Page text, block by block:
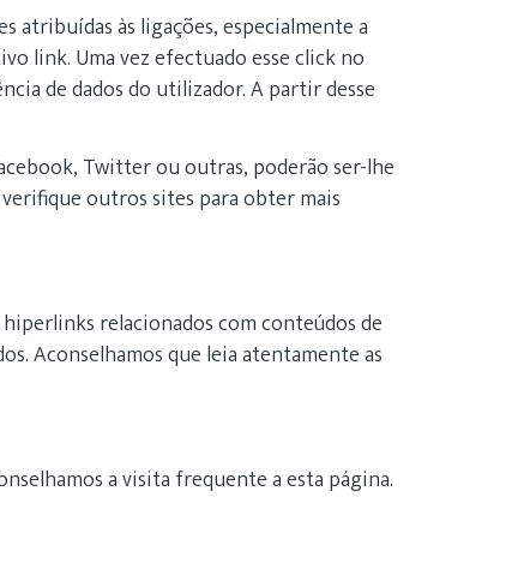
atribuídas às ligações, especialmente a
link. Uma vez efectuado esse click no
de dados do utilizador. A partir desse
Twitter ou outras, poderão ser-lhe
outros sites para obter mais
relacionados com conteúdos de
Aconselhamos que leia atentamente as
a visita frequente a esta página.